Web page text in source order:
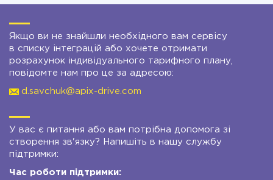
Якщо ви не знайшли необхідного вам сервісу
в списку інтеграцій або хочете отримати
розрахунок індивідуального тарифного плану,
повідомте нам про це за адресою:
d.savchuk@apix-drive.com
У вас є питання або вам потрібна допомога зі
створення зв'язку? Напишіть в нашу службу
підтримки:
Час роботи підтримки: